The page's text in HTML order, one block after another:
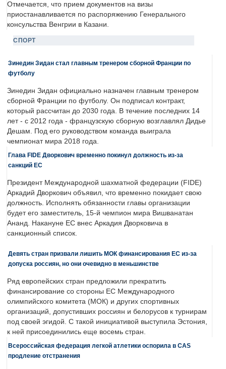
Отмечается, что прием документов на визы
приостанавливается по распоряжению Генерального
консульства Венгрии в Казани.
СПОРТ
Зинедин Зидан стал главным тренером сборной Франции по
футболу
Зинедин Зидан официально назначен главным тренером
сборной Франции по футболу. Он подписал контракт,
который рассчитан до 2030 года. В течение последних 14
лет - с 2012 года - французскую сборную возглавлял Дидье
Дешам. Под его руководством команда выиграла
чемпионат мира 2018 года.
Глава FIDE Дворкович временно покинул должность из-за
санкций ЕС
Президент Международной шахматной федерации (FIDE)
Аркадий Дворкович объявил, что временно покидает свою
должность. Исполнять обязанности главы организации
будет его заместитель, 15-й чемпион мира Вишванатан
Ананд. Накануне ЕС внес Аркадия Дворковича в
санкционный список.
Девять стран призвали лишить МОК финансирования ЕС из-за
допуска россиян, но они очевидно в меньшинстве
Ряд европейских стран предложили прекратить
финансирование со стороны ЕС Международного
олимпийского комитета (МОК) и других спортивных
организаций, допустивших россиян и белорусов к турнирам
под своей эгидой. С такой инициативой выступила Эстония,
к ней присоединились еще восемь стран.
Всероссийская федерация легкой атлетики оспорила в CAS
продление отстранения